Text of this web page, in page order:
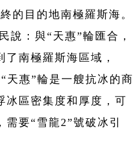
的目的地南極羅斯海。
說：與“天惠”輪匯合，
南極羅斯海區域，
天惠”輪是一艘抗冰的商
冰區密集度和厚度，可
要“雪龍2”號破冰引